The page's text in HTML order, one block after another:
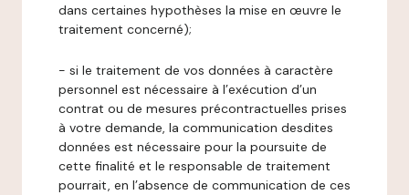
dans certaines hypothèses la mise en œuvre le
traitement concerné);
- si le traitement de vos données à caractère
personnel est nécessaire à l’exécution d’un
contrat ou de mesures précontractuelles prises
à votre demande, la communication desdites
données est nécessaire pour la poursuite de
cette finalité et le responsable de traitement
pourrait, en l’absence de communication de ces